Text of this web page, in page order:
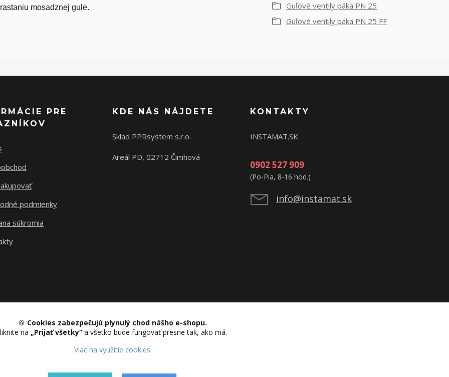
mosadznej gule.
Guľové ventily páka PN 25
Guľové ventily páka PN 25 FF
PRE
podmienky
súkromia
KDE NÁS NÁJDETE
Sklad PPRsystem s.r.o.
Areál PD, 02712 Čimhová
KONTAKTY
INSTAMAT.SK
0902 527 909
(Po-Pia, 8-16 hod.)
info@instamat.sk
Upravit sběr cookies.
🍪 Cookies zabezpečujú plynulý chod nášho e-shopu.
na „Prijať všetky“ a všetko bude fungovať presne tak, ako má.
Viac na využitie cookies